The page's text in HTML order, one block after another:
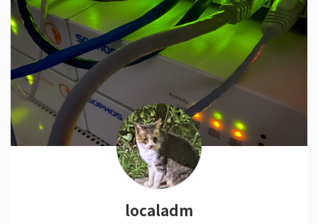
localadm